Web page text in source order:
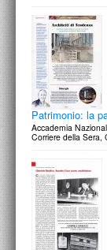
Patrimonio: la
Accademia
Corriere della Sera,